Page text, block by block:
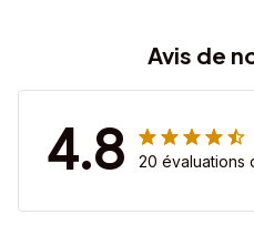
Avis de
4.8 20 évaluations